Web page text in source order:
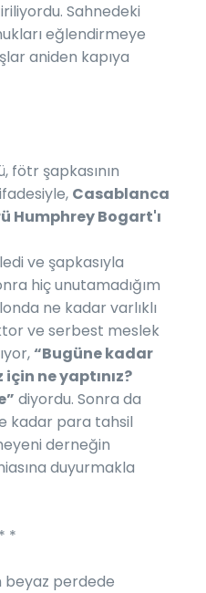
Sahnedeki
eğlendirmeye
aniden kapıya
fötr şapkasının
Casablanca
Humphrey Bogart'ı
ve şapkasıyla
hiç unutamadığım
ne kadar varlıklı
ve serbest meslek
“Bugüne kadar
ne yaptınız?
diyordu. Sonra da
kadar para tahsil
derneğin
duyurmakla
*
beyaz perdede